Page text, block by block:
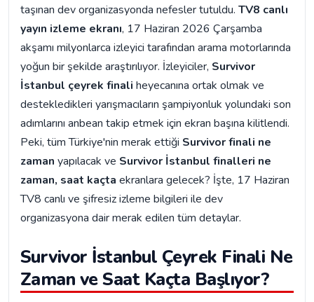
taşınan dev organizasyonda nefesler tutuldu. TV8 canlı
yayın izleme ekranı, 17 Haziran 2026 Çarşamba
akşamı milyonlarca izleyici tarafından arama motorlarında
yoğun bir şekilde araştırılıyor. İzleyiciler, Survivor
İstanbul çeyrek finali heyecanına ortak olmak ve
destekledikleri yarışmacıların şampiyonluk yolundaki son
adımlarını anbean takip etmek için ekran başına kilitlendi.
Peki, tüm Türkiye'nin merak ettiği Survivor finali ne
zaman yapılacak ve Survivor İstanbul finalleri ne
zaman, saat kaçta ekranlara gelecek? İşte, 17 Haziran
TV8 canlı ve şifresiz izleme bilgileri ile dev
organizasyona dair merak edilen tüm detaylar.
Survivor İstanbul Çeyrek Finali Ne
Zaman ve Saat Kaçta Başlıyor?